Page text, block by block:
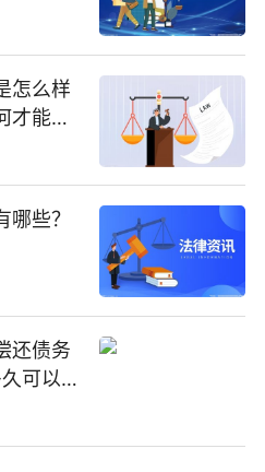
怎么样
才能有
些？
还债务
可以